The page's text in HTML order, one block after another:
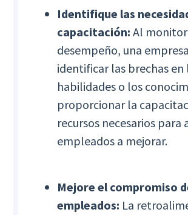
Identifique las
capacitación:Al
desempeño, una
identificar las brechas en
habilidades o los
proporcionar la
recursos necesarios para
empleados a mejorar.
Mejore el compromiso
empleados: La